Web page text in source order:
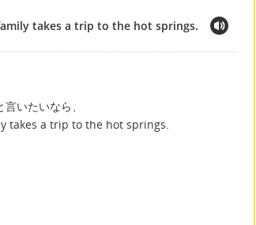
family takes a trip to the hot springs.
いたいなら、
takes a trip to the hot springs.